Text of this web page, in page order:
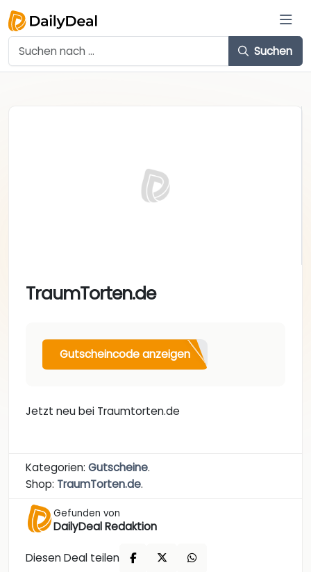
Suchen
TraumTorten.de
Gutscheincode anzeigen
Jetzt neu bei Traumtorten.de
Kategorien: Gutscheine.
Shop: TraumTorten.de.
Gefunden von
DailyDeal Redaktion
Diesen Deal teilen